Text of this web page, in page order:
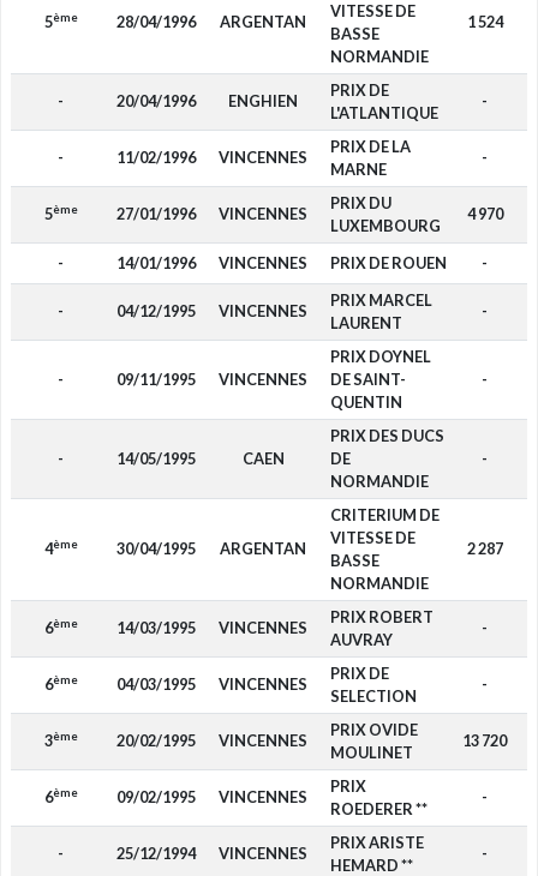
5ème 28/04/1996 ARGENTAN
VITESSE DE
BASSE
NORMANDIE
1 524
- 20/04/1996 ENGHIEN
PRIX DE
L'ATLANTIQUE
-
- 11/02/1996 VINCENNES
PRIX DE LA
MARNE
-
5ème 27/01/1996 VINCENNES
PRIX DU
LUXEMBOURG
4 970
- 14/01/1996 VINCENNES PRIX DE ROUEN -
- 04/12/1995 VINCENNES
PRIX MARCEL
LAURENT
-
- 09/11/1995 VINCENNES
PRIX DOYNEL
DE SAINT-
QUENTIN
-
- 14/05/1995 CAEN
PRIX DES DUCS
DE
NORMANDIE
-
4ème 30/04/1995 ARGENTAN
CRITERIUM DE
VITESSE DE
BASSE
NORMANDIE
2 287
6ème 14/03/1995 VINCENNES
PRIX ROBERT
AUVRAY
-
6ème 04/03/1995 VINCENNES
PRIX DE
SELECTION
-
3ème 20/02/1995 VINCENNES
PRIX OVIDE
MOULINET
13 720
6ème 09/02/1995 VINCENNES
PRIX
ROEDERER **
-
- 25/12/1994 VINCENNES
PRIX ARISTE
HEMARD **
-